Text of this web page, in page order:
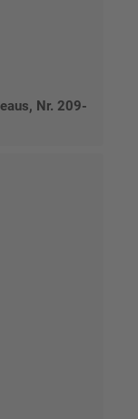
Nr. 209-